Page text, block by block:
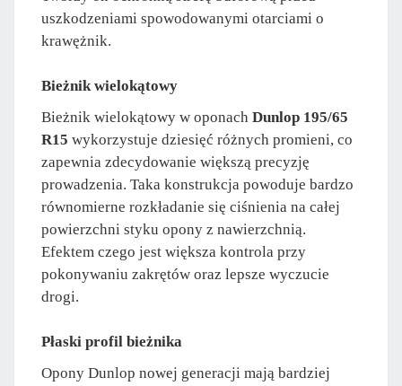
uszkodzeniami spowodowanymi otarciami o
krawężnik.
Bieżnik wielokątowy
Bieżnik wielokątowy w oponach Dunlop 195/65
R15 wykorzystuje dziesięć różnych promieni, co
zapewnia zdecydowanie większą precyzję
prowadzenia. Taka konstrukcja powoduje bardzo
równomierne rozkładanie się ciśnienia na całej
powierzchni styku opony z nawierzchnią.
Efektem czego jest większa kontrola przy
pokonywaniu zakrętów oraz lepsze wyczucie
drogi.
Płaski profil bieżnika
Opony Dunlop nowej generacji mają bardziej